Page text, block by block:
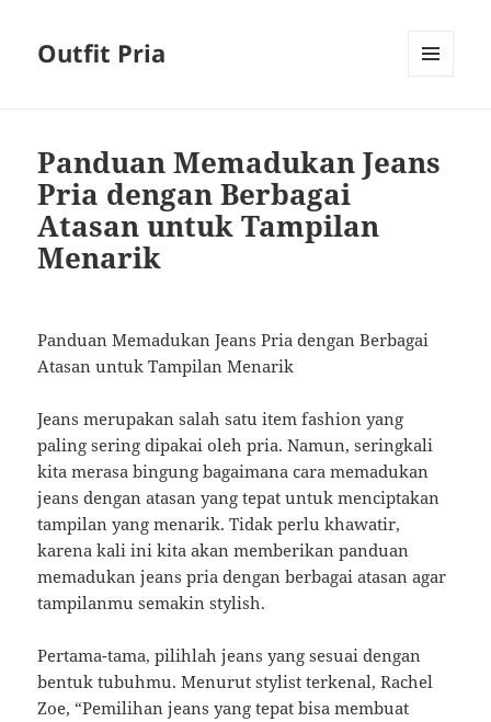
Outfit Pria
Panduan Memadukan Jeans
Pria dengan Berbagai
Atasan untuk Tampilan
Menarik
Panduan Memadukan Jeans Pria dengan Berbagai
Atasan untuk Tampilan Menarik
Jeans merupakan salah satu item fashion yang
paling sering dipakai oleh pria. Namun, seringkali
kita merasa bingung bagaimana cara memadukan
jeans dengan atasan yang tepat untuk menciptakan
tampilan yang menarik. Tidak perlu khawatir,
karena kali ini kita akan memberikan panduan
memadukan jeans pria dengan berbagai atasan agar
tampilanmu semakin stylish.
Pertama-tama, pilihlah jeans yang sesuai dengan
bentuk tubuhmu. Menurut stylist terkenal, Rachel
Zoe, “Pemilihan jeans yang tepat bisa membuat